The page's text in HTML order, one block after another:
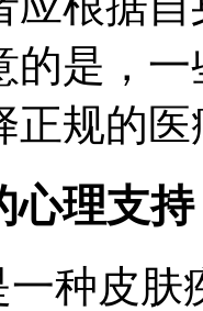
的是，
正规的
心理支持
种皮